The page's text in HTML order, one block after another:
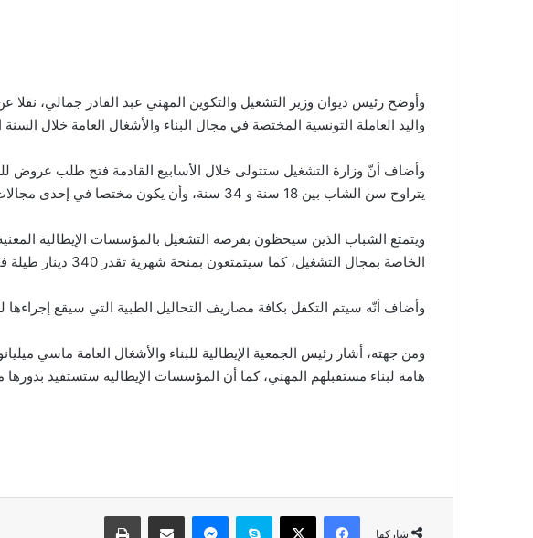
واليد العاملة التونسية المختصة في مجال البناء والأشغال العامة خلال السنة الجارية، و800 شاب خلال سنة 2025، و800
وأضاف أنّ وزارة التشغيل ستتولى خلال الأسابيع القادمة فتح طلب عروض
يتراوح سن الشاب بين 18 سنة و 34 سنة، وأن يكون مختصا في إحدى مجالات البناء والأشغال العامة، وأن يكون مسجلا في أحد مكاتب التشغيل.
الخاصة بمجال التشغيل، كما سيتمتعون بمنحة شهرية تقدر 340 دينار طيلة فترة التكوين، وفق المتحدث ذاته.
وأضاف أنّه سيتم التكفل بكافة مصاريف التحاليل الطبية التي سيقع
هامة لبناء مستقبلهم المهني، كما أن المؤسسات الإيطالية ستستفيد
شاركها
فيسبوك سكايب